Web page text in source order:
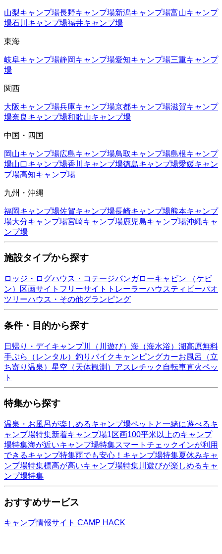
山梨キャンプ場長野キャンプ場新潟キャンプ場富山キャンプ
場石川 キャンプ場福井キャンプ場
東海
岐阜キャンプ場静岡キャンプ場愛知キャンプ場三重キャンプ
場
関西
大阪キャンプ場兵庫キャンプ場京都キャンプ場滋賀キャンプ
場奈良 キャンプ場和歌山キャンプ場
中国・四国
岡山キャンプ場広島キャンプ場鳥取キャンプ場島根キャンプ
場山口キャンプ場香川 キャンプ場徳島キャンプ場愛媛キャン
プ場高知キャンプ場
九州・沖縄
福岡キャンプ場佐賀キャンプ場長崎キャンプ場熊本キャンプ
場大分キャンプ場宮崎キャンプ場鹿児島キャンプ場沖縄キャ
ンプ場
施設タイプから探す
ロッジ・ログハウス・コテージバンガローキャビン （ケビ
ン）
区画サイト フリーサイト トレーラーハウスティピーパオ
ツリーハウス・その他グランピング
条件・目的から探す
日帰り・デイキャンプ川（川遊び） 海（海水浴） 湖高原無料
手ぶら（レンタル） 釣り バイクキャンピングカーお風呂（立
ち寄り温泉） 星空（天体観測） アスレチック 自転車直火ペッ
ト
特集から探す
温泉・お風呂が楽しめるキャンプ場ペットと一緒に遊べるキ
ャンプ場特集新着キャンプ場1区画100平米以上のキャンプ
場特集海が近いキャンプ場特集スマートチェックインが利用
できるキャンプ特集雨でも安心！キャンプ場特集夏休みキャ
ンプ場特集標高が高いキャンプ場特集川遊びが楽しめるキャ
ンプ場特集
おすすめサービス
キャンプ情報サイト CAMP HACK